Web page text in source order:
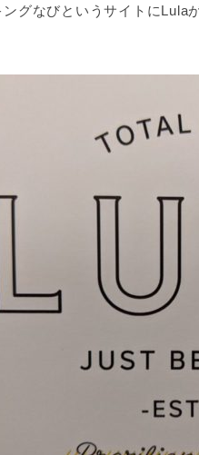
グなびというサイトにLula